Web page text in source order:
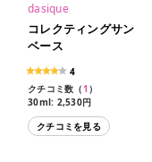
dasique
コレクティングサン
ベース
4
クチコミ数（1 ）
30ml: 2,530円
全4色
01 ロージーピンク
クチコミを見る